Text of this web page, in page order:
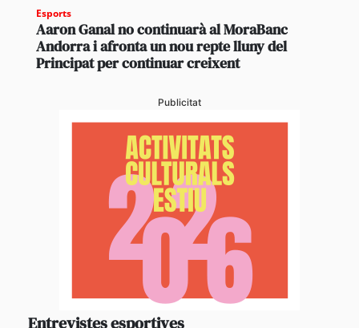
Esports
Aaron Ganal no continuarà al MoraBanc
Andorra i afronta un nou repte lluny del
Principat per continuar creixent
Publicitat
Entrevistes esportives